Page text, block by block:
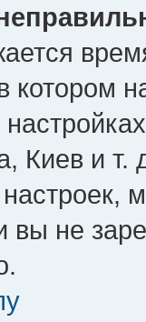
котором
Киев и т.
вы не